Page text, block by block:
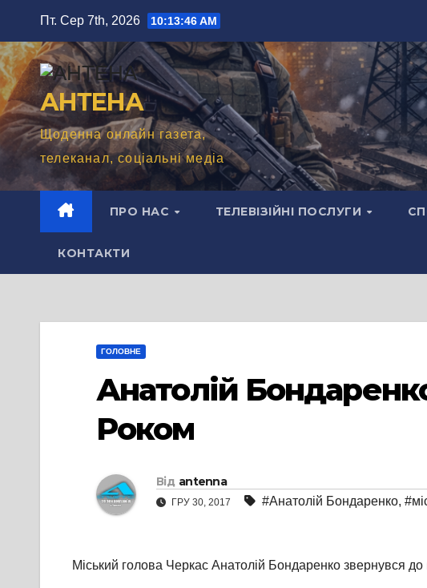
вмісту
Пт. Сер 7th, 2026 10:13:48 AM
АНТЕНА
Щоденна онлайн газета,
телеканал, соціальні медіа
ПРО НАС ТЕЛЕВІЗІЙНІ ПОСЛУГИ
КОНТАКТИ
ГОЛОВНЕ
Анатолій
Роком
Від antenna
ГРУ 30, 2017 #Анатолій Бондаренко,
Міський голова Черкас Анатолій Бондаренко звернувся до